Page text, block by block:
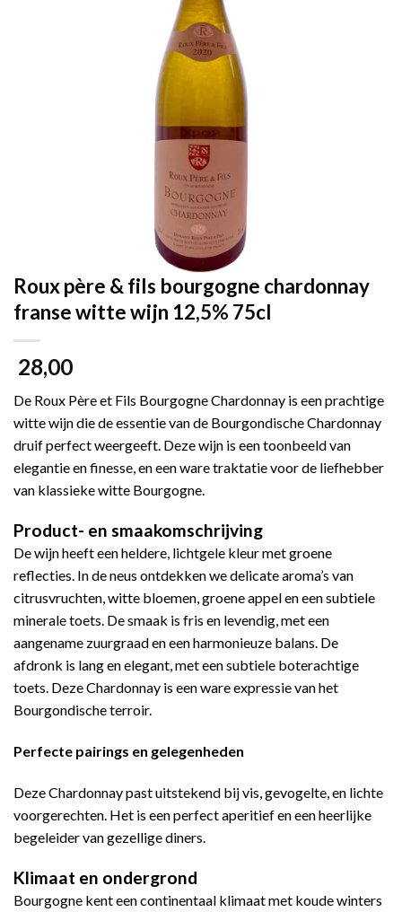
Roux père & fils bourgogne chardonnay
franse witte wijn 12,5% 75cl
28,00
De Roux Père et Fils Bourgogne Chardonnay is een prachtige
witte wijn die de essentie van de Bourgondische Chardonnay
druif perfect weergeeft. Deze wijn is een toonbeeld van
elegantie en finesse, en een ware traktatie voor de liefhebber
van klassieke witte Bourgogne.
Product- en smaakomschrijving
De wijn heeft een heldere, lichtgele kleur met groene
reflecties. In de neus ontdekken we delicate aroma’s van
citrusvruchten, witte bloemen, groene appel en een subtiele
minerale toets. De smaak is fris en levendig, met een
aangename zuurgraad en een harmonieuze balans. De
afdronk is lang en elegant, met een subtiele boterachtige
toets. Deze Chardonnay is een ware expressie van het
Bourgondische terroir.
Perfecte pairings en gelegenheden
Deze Chardonnay past uitstekend bij vis, gevogelte, en lichte
voorgerechten. Het is een perfect aperitief en een heerlijke
begeleider van gezellige diners.
Klimaat en ondergrond
Bourgogne kent een continentaal klimaat met koude winters